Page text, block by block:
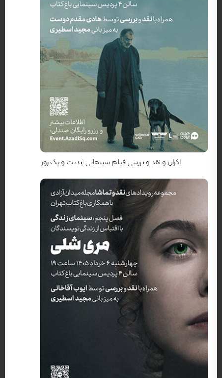
کارگردان: تئو آنجلوپولوس
اکران و نقد و بررسی فیلم سینمایی ابدیت و یک روز